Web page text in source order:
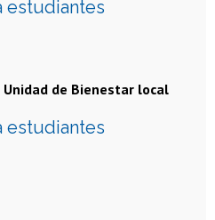
estudiantes
de Bienestar local
estudiantes